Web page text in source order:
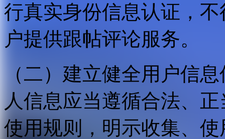
行真实身份信息认证，
户提供跟帖评论服务。
（二）建立健全用户信
人信息应当遵循合法、
使用规则，明示收集、